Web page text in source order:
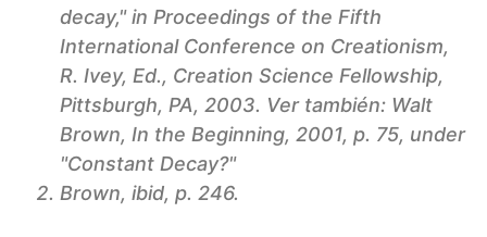
decay," in Proceedings of the Fifth
International Conference on Creationism,
R. Ivey, Ed., Creation Science Fellowship,
Pittsburgh, PA, 2003. Ver también: Walt
Brown, In the Beginning, 2001, p. 75, under
"Constant Decay?"
Brown, ibid, p. 246.